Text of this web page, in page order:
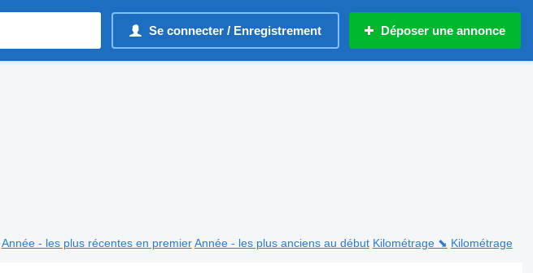
Se connecter / Enregistrement Déposer une annonce
Année - les plus récentes en premier Année - les plus anciens au début Kilométrage ⬊ Kilométrage